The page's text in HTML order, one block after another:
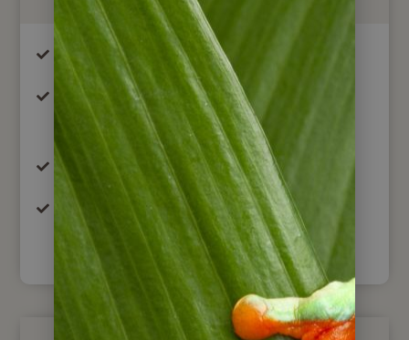
Gruppentransfer ab/ bis Cuiabá
Übernachtung im Doppel-, Dreibett- bzw.
Einzelzimmer in der Araras Eco Lodge
Vollpension in der Lodge
Tägliche Gruppenausflüge mit
englischsprachigem Naturführer